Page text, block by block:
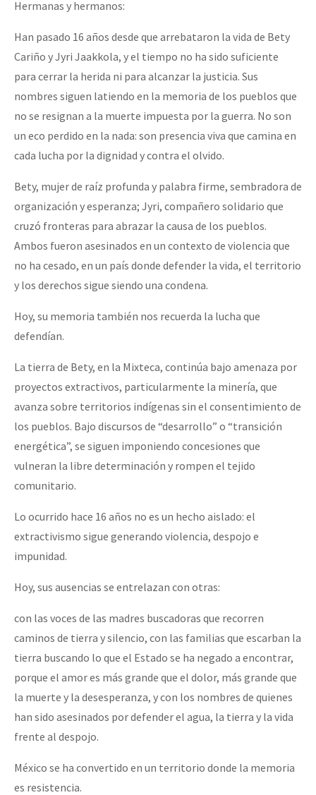
Hermanas y hermanos:
Han pasado 16 años desde que arrebataron la vida de Bety
Cariño y Jyri Jaakkola, y el tiempo no ha sido suficiente
para cerrar la herida ni para alcanzar la justicia. Sus
nombres siguen latiendo en la memoria de los pueblos que
no se resignan a la muerte impuesta por la guerra. No son
un eco perdido en la nada: son presencia viva que camina en
cada lucha por la dignidad y contra el olvido.
Bety, mujer de raíz profunda y palabra firme, sembradora de
organización y esperanza; Jyri, compañero solidario que
cruzó fronteras para abrazar la causa de los pueblos.
Ambos fueron asesinados en un contexto de violencia que
no ha cesado, en un país donde defender la vida, el territorio
y los derechos sigue siendo una condena.
Hoy, su memoria también nos recuerda la lucha que
defendían.
La tierra de Bety, en la Mixteca, continúa bajo amenaza por
proyectos extractivos, particularmente la minería, que
avanza sobre territorios indígenas sin el consentimiento de
los pueblos. Bajo discursos de “desarrollo” o “transición
energética”, se siguen imponiendo concesiones que
vulneran la libre determinación y rompen el tejido
comunitario.
Lo ocurrido hace 16 años no es un hecho aislado: el
extractivismo sigue generando violencia, despojo e
impunidad.
Hoy, sus ausencias se entrelazan con otras:
con las voces de las madres buscadoras que recorren
caminos de tierra y silencio, con las familias que escarban la
tierra buscando lo que el Estado se ha negado a encontrar,
porque el amor es más grande que el dolor, más grande que
la muerte y la desesperanza, y con los nombres de quienes
han sido asesinados por defender el agua, la tierra y la vida
frente al despojo.
México se ha convertido en un territorio donde la memoria
es resistencia.